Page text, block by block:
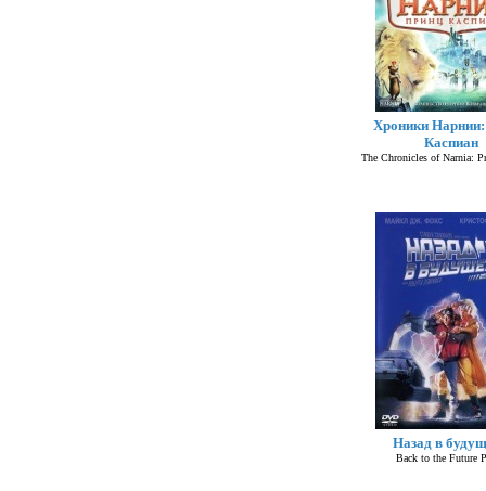
Хроники
Каспиан
The Chronicles of Narnia:
Назад в
Back to the Future